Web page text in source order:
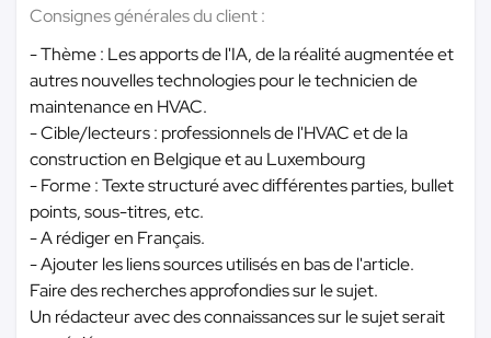
Consignes générales du client :
- Thème : Les apports de l'IA, de la réalité augmentée et
autres nouvelles technologies pour le technicien de
maintenance en HVAC.
- Cible/lecteurs : professionnels de l'HVAC et de la
construction en Belgique et au Luxembourg
- Forme : Texte structuré avec différentes parties, bullet
points, sous-titres, etc.
- A rédiger en Français.
- Ajouter les liens sources utilisés en bas de l'article.
Faire des recherches approfondies sur le sujet.
Un rédacteur avec des connaissances sur le sujet serait